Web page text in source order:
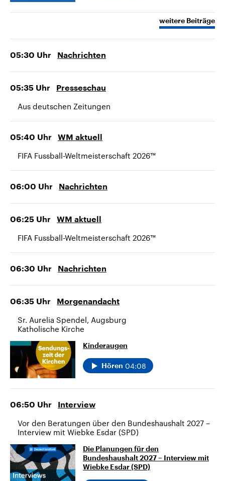
weitere Beiträge
05:30 Uhr Nachrichten
05:35 Uhr Presseschau
Aus deutschen Zeitungen
05:40 Uhr WM aktuell
FIFA Fussball-Weltmeisterschaft 2026™
06:00 Uhr Nachrichten
06:25 Uhr WM aktuell
FIFA Fussball-Weltmeisterschaft 2026™
06:30 Uhr Nachrichten
06:35 Uhr Morgenandacht
Sr. Aurelia Spendel, Augsburg
Katholische Kirche
Kinderaugen
Hören 04:08
06:50 Uhr Interview
Vor den Beratungen über den Bundeshaushalt 2027 –
Interview mit Wiebke Esdar (SPD)
Die Planungen für den
Bundeshaushalt 2027 – Interview mit
Wiebke Esdar (SPD)